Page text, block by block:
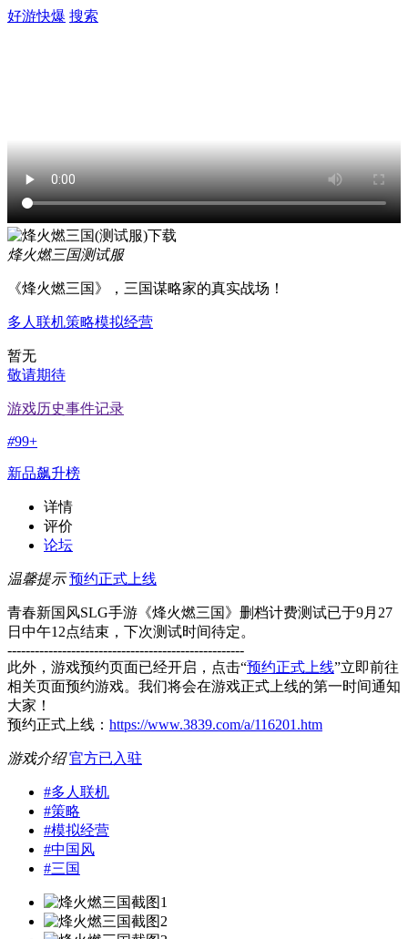
好游快爆 搜索
烽火燃三国测试服
《烽火燃三国》，三国谋略家的真实战场！
多人联机策略模拟经营
暂无
敬请期待
游戏历史事件记录
#99+
新品飙升榜
详情
评价
论坛
温馨提示 预约正式上线
青春新国风SLG手游《烽火燃三国》删档计费测试已于9月27
日中午12点结束，下次测试时间待定。
----------------------------------------------------
此外，游戏预约页面已经开启，点击“预约正式上线”立即前往
相关页面预约游戏。我们将会在游戏正式上线的第一时间通知
大家！
预约正式上线： https://www.3839.com/a/116201.htm
游戏介绍 官方已入驻
#多人联机
#策略
#模拟经营
#中国风
#三国